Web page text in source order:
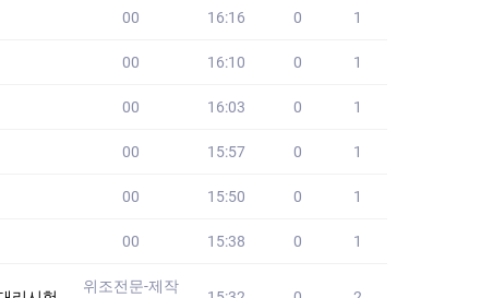
00 16:16 0 1
00 16:10 0 1
00 16:03 0 1
00 15:57 0 1
00 15:50 0 1
00 15:38 0 1
위조전문-제작